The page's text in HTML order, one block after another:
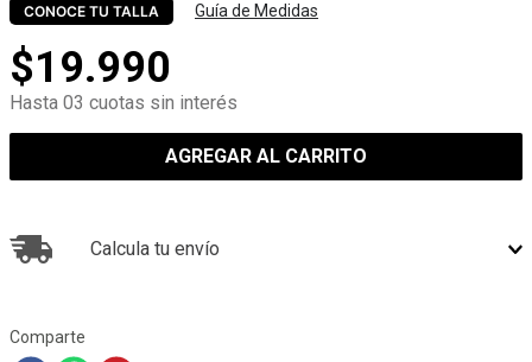
CONOCE TU TALLA Guía de Medidas
$19.990
Hasta 03 cuotas sin interés
AGREGAR AL CARRITO
Calcula tu envío
Comparte